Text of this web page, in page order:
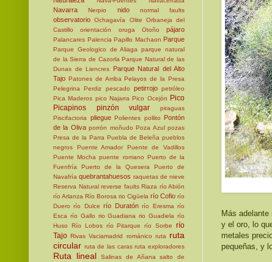
Más
y el oro, lo
metales
pequeñas, y
Navarra Nerpio nido normal faults
observatorio Ochagavía Olite
Orbaneja del
Castillo
orientación oruga Otoño pájaro
Palancares Palencia Papillo Machaon Parque
Parque Geologico de Aliaga
parque natural
de la Sierra de Cazorla Parque Natural de las
Dunas de Liencres
Parque Natural del Alto
Tajo Patones de Arriba Pelayos de la Presa
Pelegrina
Perdiz pescado petirrojo petróleo
Pica Maderos pico Najarra Pico Ocejón Pico
Picapinos
pinzón vulgar
piraguas
Piscifactoria
pliegue Polientes pollito
Pontón
de la Oliva porrón moñudo Poza Azul pozas
Presa de la Parra Puebla de Beleña pueblos
negros
Puente Amador
Puente de Vadillos
Puente Mocha puente romano Puerto de la
Fuenfría
Puerto de la Quesera
Puerto de
Navafría quebrantahuesos raquetas de nieve
Reserva Natural reverse faults Riaza río Abión
río Arlanza Río Borosa rio Cigüela río Cofio río
Duero río Dulce río Duratón río Eresma río
Esca río Gallo rio Guadiana rio Guadiela río
Huso
Río Lobos río Pitarque río Sorbe
río
Tajo Rivas Vaciamadrid románico ruta
ruta
circular ruta de las caras ruta exploradores
Ruta lineal Salinas de Añana
salto de